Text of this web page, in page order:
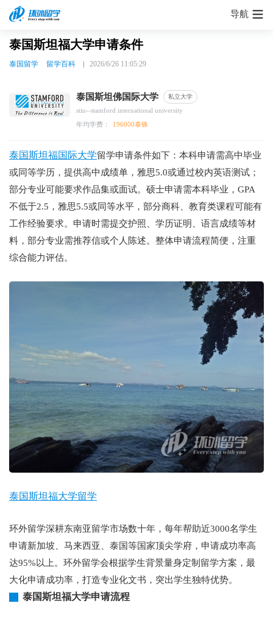
导航
泰国斯坦福大学申请条件
泰国留学 留学百科 2026/6/26 11:05:29
泰国斯坦佛国际大学 私立大学
stiu--stamford international university
年均学费：
196000泰铢
泰国斯坦福国际大学留学申请条件如下：本科申请需高中毕业
或同等学历，提供高中成绩单，雅思5.0或通过校内英语测试；
部分专业可能要求作品集或面试。硕士申请需本科毕业，GPA
不低于2.5，雅思5.5或同等水平，部分商科、教育类课程可能有
工作经验要求。申请时需提交护照、学历证明、语言成绩等材
料，部分专业需推荐信或个人陈述。整体申请流程简便，注重
综合能力评估。
泰国斯坦福大学留学
环外留学深耕东南亚留学市场数十年，每年帮助近3000名学生
申请新加坡、马来西亚、泰国等国家顶尖学府，申请成功率高
达95%以上。环外留学会根据学生背景量身定制留学方案，最
大化申请成功率，打造专业化文书，突出学生独特优势。
泰国斯坦福大学申请流程